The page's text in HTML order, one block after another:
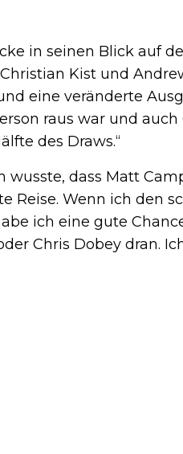
in seinen Blick auf
Kist und
eine veränderte
raus war und
des Draws.“
wusste, dass Matt
Reise. Wenn ich den
ich eine gute
Chris Dobey dran.